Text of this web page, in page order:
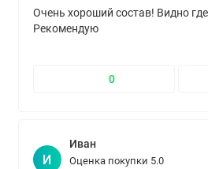
Очень хороший состав! Видно
Рекомендую
0
И
Иван
Оценка покупки 5.0